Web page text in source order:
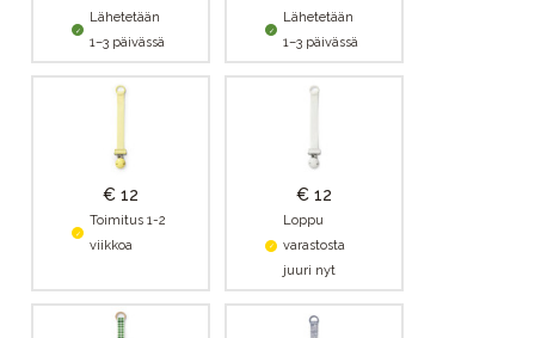
Lähetetään
1–3 päivässä
Lähetetään
1–3 päivässä
€ 12
Toimitus 1-2
viikkoa
€ 12
Loppu
varastosta
juuri nyt